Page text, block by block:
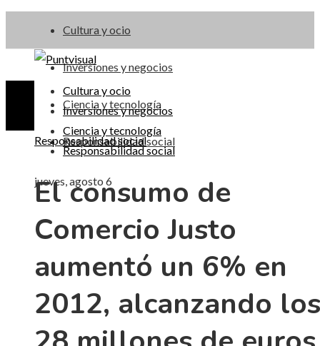
Cultura y ocio
Inversiones y negocios
Ciencia y tecnología
Responsabilidad social
jueves, agosto 6
Cultura y ocio
Inversiones y negocios
Ciencia y tecnología
Responsabilidad social
Responsabilidad social
El consumo de
Comercio Justo
aumentó un 6% en
2012, alcanzando los